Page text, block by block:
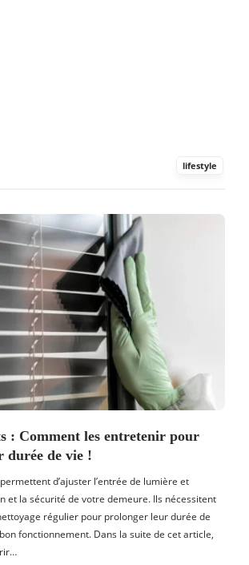
lifestyle
: Comment les entretenir pour
durée de vie !
d’ajuster l’entrée de lumière et
et la sécurité de votre demeure. Ils nécessitent
régulier pour prolonger leur durée de
fonctionnement. Dans la suite de cet article,